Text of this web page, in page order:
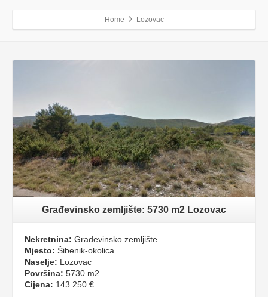
Home Lozovac
Građevinsko zemljište: 5730 m2 Lozovac
Nekretnina: Građevinsko zemljište
Mjesto: Šibenik-okolica
Naselje: Lozovac
Površina: 5730 m2
Cijena: 143.250 €